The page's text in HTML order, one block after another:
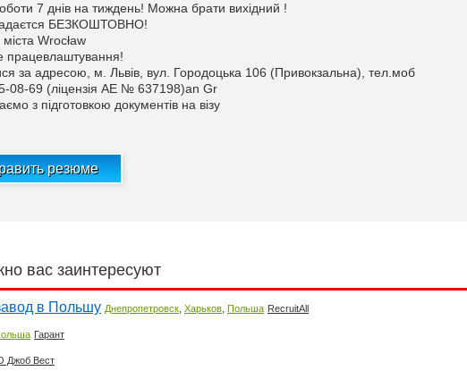
7 днів на тиждень! Можна брати вихідний !
БЕЗКОШТОВНО!
Wrocław
працевлаштування!
за адресою, м. Львів, вул. Городоцька 106 (Привокзальна), тел.моб
08-69 (ліцензія АЕ № 637198)an Gr
з підготовкою документів на візу
резюме
вас заинтересуют
в Польшу Днепропетровск, Харьков, Польша RecruitAll
Гарант
Джоб Вест